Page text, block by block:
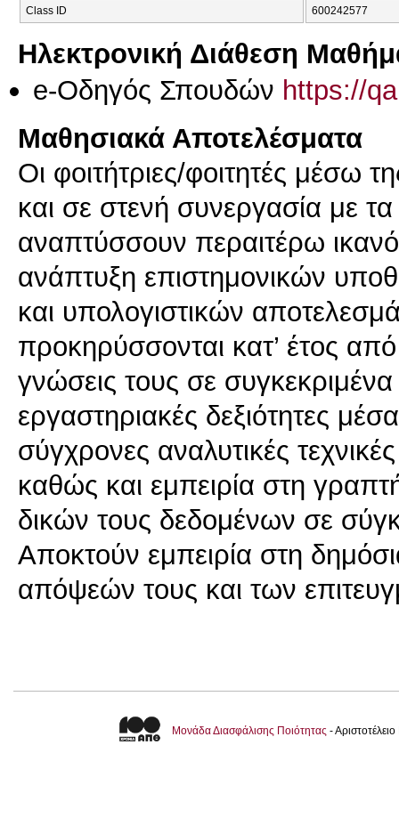
Class ID 600242577
Ηλεκτρονική Διάθεση
e-Οδηγός Σπουδών https://
Μαθησιακά Αποτελέσματα
Οι φοιτήτριες/φοιτητές μέσω
και σε στενή συνεργασία με
αναπτύσσουν περαιτέρω
ανάπτυξη επιστημονικών
και υπολογιστικών
προκηρύσσονται κατ’ έτος
γνώσεις τους σε
εργαστηριακές δεξιότητες
σύγχρονες αναλυτικές
καθώς και εμπειρία στη
δικών τους δεδομένων σε
Αποκτούν εμπειρία στη
απόψεών τους και των
Μονάδα Διασφάλισης Ποιότητας -